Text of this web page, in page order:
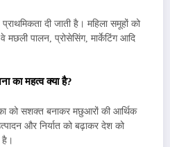
दी जाती है। महिला समूहों को
मछली पालन, प्रोसेसिंग, मार्केटिंग आदि
का महत्व क्या है?
को सशक्त बनाकर मछुआरों की आर्थिक
और निर्यात को बढ़ाकर देश को
है।